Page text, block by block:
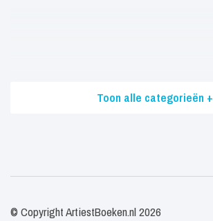
Toon alle categorieën +
© Copyright ArtiestBoeken.nl 2026